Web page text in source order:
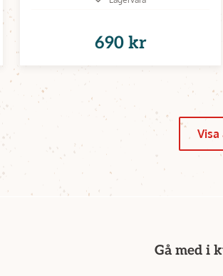
690 kr
Visa
Gå med i